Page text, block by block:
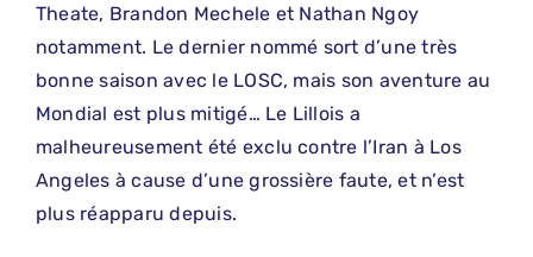
Theate, Brandon Mechele et Nathan Ngoy
notamment. Le dernier nommé sort d’une très
bonne saison avec le LOSC, mais son aventure au
Mondial est plus mitigé… Le Lillois a
malheureusement été exclu contre l’Iran à Los
Angeles à cause d’une grossière faute, et n’est
plus réapparu depuis.